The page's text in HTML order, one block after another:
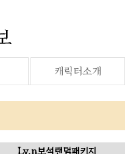
Lv.n보석랜덤패키지